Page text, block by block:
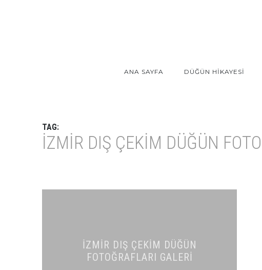
ANA SAYFA DÜĞÜN HİKAYESİ
TAG:
IZMIR DIŞ ÇEKIM DÜĞÜN
İZMIR DIŞ ÇEKIM DÜĞÜN
FOTOĞRAFLARI GALERI